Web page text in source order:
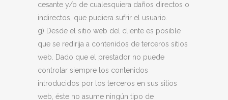
cesante y/o de cualesquiera daños directos o
indirectos, que pudiera sufrir el usuario.
g) Desde el sitio web del cliente es posible
que se redirija a contenidos de terceros sitios
web. Dado que el prestador no puede
controlar siempre los contenidos
introducidos por los terceros en sus sitios
web, éste no asume ningún tipo de